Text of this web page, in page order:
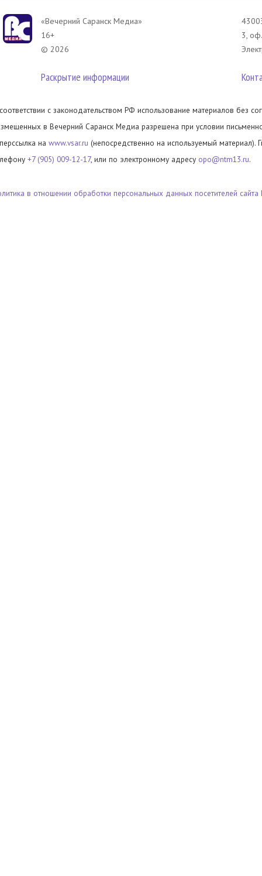
«Вечерний Саранск Mедиа»
16+
© 2026
Раскрытие информации
3,
с законодательством РФ использование материалов без
в Вечерний Саранск Медиа разрешена при условии
на www.vsar.ru (непосредственно на используемый материал).
+7 (905) 009-12-17, или по электронному адресу opo@ntm13.ru.
в отношении обработки персональных данных посетителей